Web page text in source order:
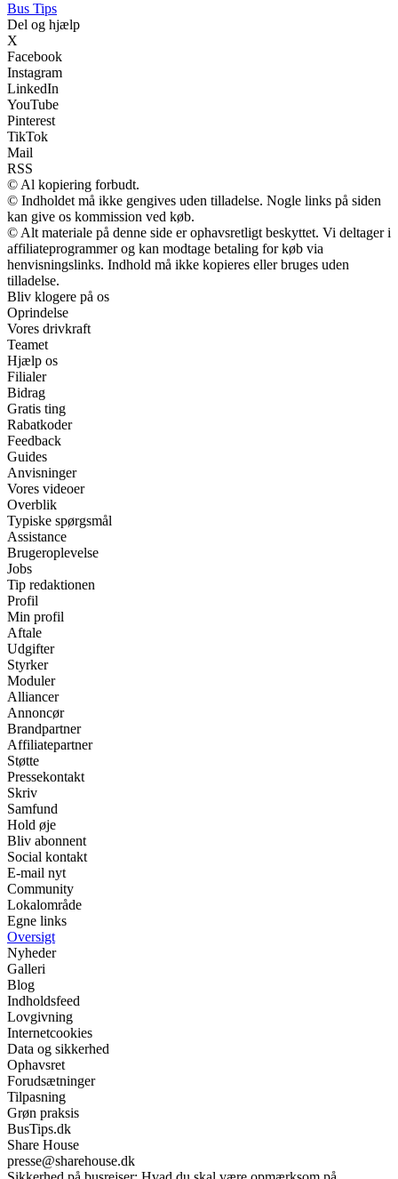
Bus Tips
Del og hjælp
X
Facebook
Instagram
LinkedIn
YouTube
Pinterest
TikTok
Mail
RSS
© Al kopiering forbudt.
© Indholdet må ikke gengives uden tilladelse. Nogle links på siden
kan give os kommission ved køb.
© Alt materiale på denne side er ophavsretligt beskyttet. Vi deltager i
affiliateprogrammer og kan modtage betaling for køb via
henvisningslinks. Indhold må ikke kopieres eller bruges uden
tilladelse.
Bliv klogere på os
Oprindelse
Vores drivkraft
Teamet
Hjælp os
Filialer
Bidrag
Gratis ting
Rabatkoder
Feedback
Guides
Anvisninger
Vores videoer
Overblik
Typiske spørgsmål
Assistance
Brugeroplevelse
Jobs
Tip redaktionen
Profil
Min profil
Aftale
Udgifter
Styrker
Moduler
Alliancer
Annoncør
Brandpartner
Affiliatepartner
Støtte
Pressekontakt
Skriv
Samfund
Hold øje
Bliv abonnent
Social kontakt
E-mail nyt
Community
Lokalområde
Egne links
Oversigt
Nyheder
Galleri
Blog
Indholdsfeed
Lovgivning
Internetcookies
Data og sikkerhed
Ophavsret
Forudsætninger
Tilpasning
Grøn praksis
BusTips.dk
Share House
presse@sharehouse.dk